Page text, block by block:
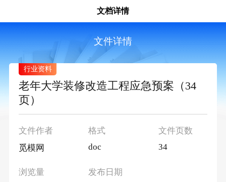
文档详情
文件详情
老年大学装修改造工程应急预案（34
页）
行业资料
文件作者
觅模网
格式
doc
文件页数
34
浏览量
发布日期